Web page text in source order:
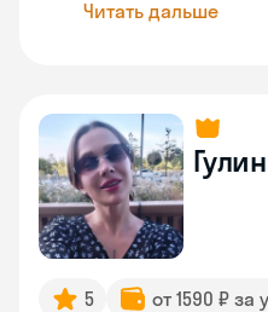
Читать дальше
5 от 1590 ₽ за